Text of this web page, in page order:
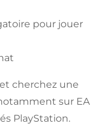
pour jouer
cherchez une
sur EA
PlayStation.